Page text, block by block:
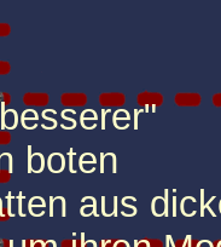
boten
aus